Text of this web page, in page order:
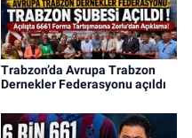
Trabzon’da Avrupa Trabzon
Dernekler Federasyonu açıldı